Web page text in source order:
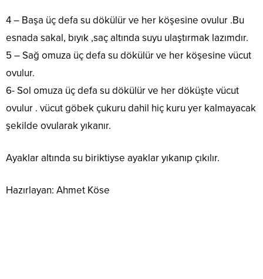
4 – Başa üç defa su dökülür ve her köşesine ovulur .Bu
esnada sakal, bıyık ,saç altında suyu ulaştırmak lazımdır.
5 – Sağ omuza üç defa su dökülür ve her köşesine vücut
ovulur.
6- Sol omuza üç defa su dökülür ve her döküşte vücut
ovulur . vücut göbek çukuru dahil hiç kuru yer kalmayacak
şekilde ovularak yıkanır.
Ayaklar altında su biriktiyse ayaklar yıkanıp çıkılır.
Hazırlayan: Ahmet Köse